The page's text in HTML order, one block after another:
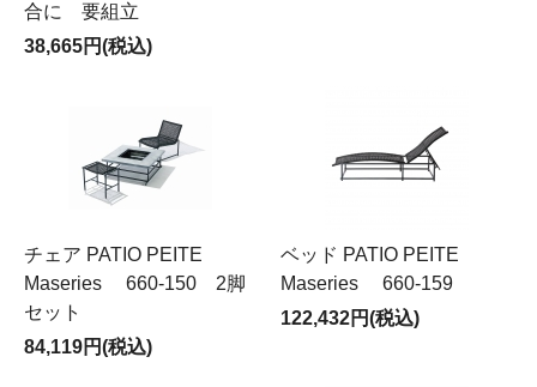
合に 要組立
38,665円(税込)
チェア PATIO PEITE
Maseries 660-150 2脚
セット
84,119円(税込)
ベッド PATIO PEITE
Maseries 660-159
122,432円(税込)